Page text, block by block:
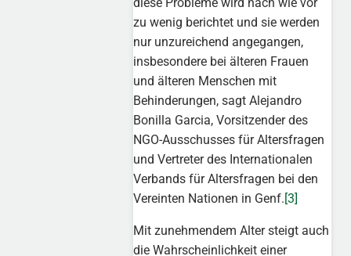
zu wenig berichtet und sie werden
nur unzureichend angegangen,
insbesondere bei älteren Frauen
und älteren Menschen mit
Behinderungen, sagt Alejandro
Bonilla Garcia, Vorsitzender des
NGO-Ausschusses für Altersfragen
und Vertreter des Internationalen
Verbands für Altersfragen bei den
Vereinten Nationen in Genf.[3]
Mit zunehmendem Alter steigt auch
die Wahrscheinlichkeit einer